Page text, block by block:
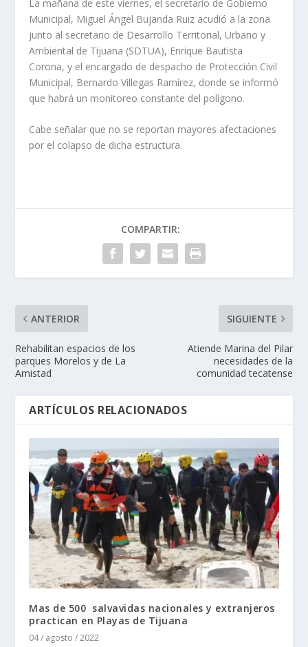
La mañana de este viernes, el secretario de Gobierno
Municipal, Miguel Ángel Bujanda Ruiz acudió a la zona
junto al secretario de Desarrollo Territorial, Urbano y
Ambiental de Tijuana (SDTUA), Enrique Bautista
Corona, y el encargado de despacho de Protección Civil
Municipal, Bernardo Villegas Ramírez, donde se informó
que habrá un monitoreo constante del polígono.
Cabe señalar que no se reportan mayores afectaciones
por el colapso de dicha estructura.
COMPARTIR:
ANTERIOR
Rehabilitan espacios de los
parques Morelos y de La
Amistad
SIGUIENTE
Atiende Marina del Pilar
necesidades de la
comunidad tecatense
ARTÍCULOS RELACIONADOS
Mas de 500 salvavidas nacionales y extranjeros
practican en Playas de Tijuana
04 / agosto / 2022